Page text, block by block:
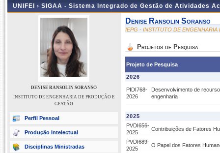
UNIFEI › SIGAA - Sistema Integrado de Gestão de Atividades
DENISE RANSOLIN SORANSO
INSTITUTO DE ENGENHARIA DE PRODUÇÃO E
GESTÃO
Perfil Pessoal
Produção Intelectual
Disciplinas Ministradas
Denise Ransolin Soranso
IEPG - INSTITUTO DE ENGENHARIA
Projetos de Pesquisa
Projeto de Pesquisa
2026
PIDI768-
2026
Desenvolvimento de
engenharia
2025
PVDI656-
2025
Contribuições de Fatores
PVDI689-
2025
O Papel dos Fatores